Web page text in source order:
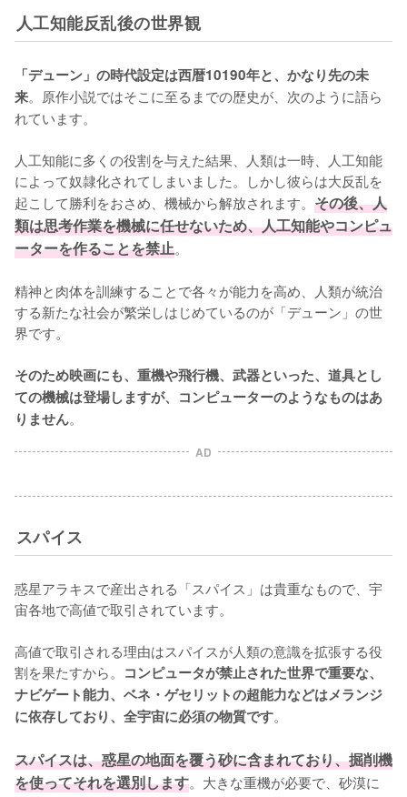
人工知能反乱後の世界観
「デューン」の時代設定は西暦10190年と、かなり先の未
来。原作小説ではそこに至るまでの歴史が、次のように語ら
れています。
人工知能に多くの役割を与えた結果、人類は一時、人工知能
によって奴隷化されてしまいました。しかし彼らは大反乱を
起こして勝利をおさめ、機械から解放されます。 その後、人
類は思考作業を機械に任せないため、人工知能やコンピュ
ーターを作ることを禁止。
精神と肉体を訓練することで各々が能力を高め、人類が統治
する新たな社会が繁栄しはじめているのが「デューン」の世
界です。
そのため映画にも、重機や飛行機、武器といった、道具とし
ての機械は登場しますが、コンピューターのようなものはあ
りません。
AD
スパイス
惑星アラキスで産出される「スパイス」は貴重なもので、宇
宙各地で高値で取引されています。
高値で取引される理由はスパイスが人類の意識を拡張する役
割を果たすから。 コンピュータが禁止された世界で重要な、
ナビゲート能力、ベネ・ゲセリットの超能力などはメランジ
に依存しており、全宇宙に必須の物質です。
スパイスは、惑星の地面を覆う砂に含まれており、掘削機
を使ってそれを選別します。大きな重機が必要で、砂漠に